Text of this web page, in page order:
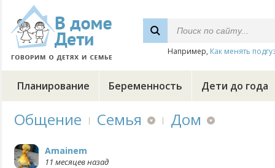
Например, Как менять
Планирование Беременность Дети до года
Общение Семья Дом
Amainem
11 месяцев назад